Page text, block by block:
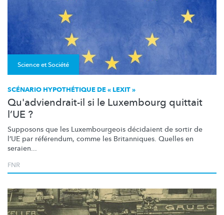
Science et Société
SCÉNARIO HYPOTHÉTIQUE DE « LEXIT »
Qu'adviendrait-il si le Luxembourg quittait
l’UE ?
Supposons que les Luxembourgeois décidaient de sortir de
l’UE par référendum, comme les Britanniques. Quelles en
seraien...
FNR